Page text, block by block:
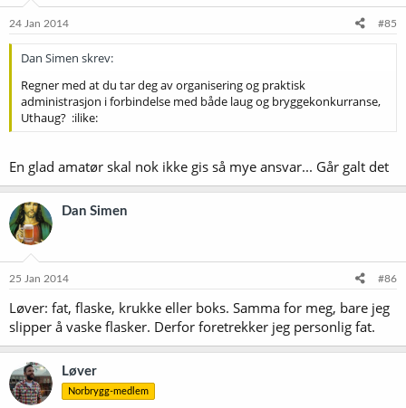
24 Jan 2014 #85
Dan Simen skrev:
Regner med at du tar deg av organisering og praktisk
administrasjon i forbindelse med både laug og bryggekonkurranse,
Uthaug? :ilike:
En glad amatør skal nok ikke gis så mye ansvar... Går galt det
Dan Simen
25 Jan 2014 #86
Løver: fat, flaske, krukke eller boks. Samma for meg, bare jeg
slipper å vaske flasker. Derfor foretrekker jeg personlig fat.
Løver
Norbrygg-medlem